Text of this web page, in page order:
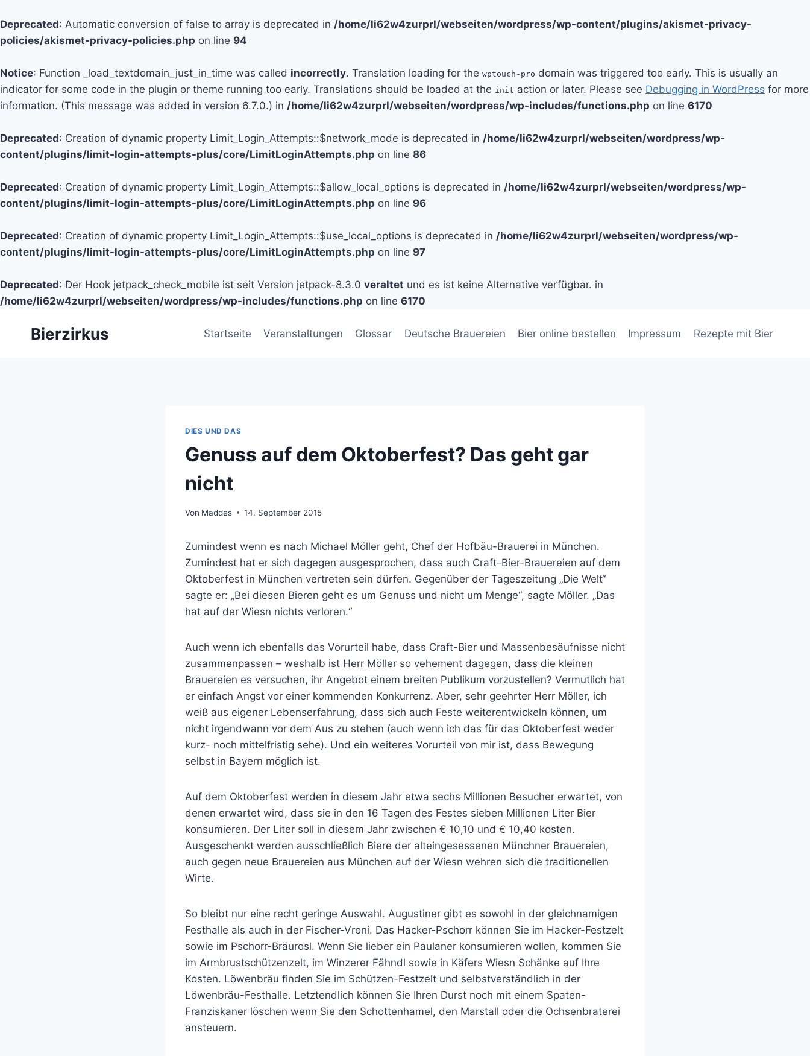
Deprecated: Automatic conversion of false to array is deprecated in /home/li62w4zurprl/webseiten/wordpress/wp-content/plugins/akismet-privacy-
policies/akismet-privacy-policies.php on line 94
Notice: Function _load_textdomain_just_in_time was called incorrectly. Translation loading for the wptouch-pro domain was triggered too early. This is usually an
indicator for some code in the plugin or theme running too early. Translations should be loaded at the init action or later. Please see Debugging in WordPress for more
information. (This message was added in version 6.7.0.) in /home/li62w4zurprl/webseiten/wordpress/wp-includes/functions.php on line 6170
Deprecated: Creation of dynamic property Limit_Login_Attempts::$network_mode is deprecated in /home/li62w4zurprl/webseiten/wordpress/wp-
content/plugins/limit-login-attempts-plus/core/LimitLoginAttempts.php on line 86
Deprecated: Creation of dynamic property Limit_Login_Attempts::$allow_local_options is deprecated in /home/li62w4zurprl/webseiten/wordpress/wp-
content/plugins/limit-login-attempts-plus/core/LimitLoginAttempts.php on line 96
Deprecated: Creation of dynamic property Limit_Login_Attempts::$use_local_options is deprecated in /home/li62w4zurprl/webseiten/wordpress/wp-
content/plugins/limit-login-attempts-plus/core/LimitLoginAttempts.php on line 97
Deprecated: Der Hook jetpack_check_mobile ist seit Version jetpack-8.3.0 veraltet und es ist keine Alternative verfügbar. in
/home/li62w4zurprl/webseiten/wordpress/wp-includes/functions.php on line 6170
Bierzirkus Startseite Veranstaltungen Glossar Deutsche Brauereien Bier online bestellen Impressum Rezepte mit Bier
DIES UND DAS
Genuss auf dem Oktoberfest? Das geht gar
nicht
Von Maddes 14. September 2015
Zumindest wenn es nach Michael Möller geht, Chef der Hofbäu-Brauerei in München.
Zumindest hat er sich dagegen ausgesprochen, dass auch Craft-Bier-Brauereien auf dem
Oktoberfest in München vertreten sein dürfen. Gegenüber der Tageszeitung „Die Welt“
sagte er: „Bei diesen Bieren geht es um Genuss und nicht um Menge“, sagte Möller. „Das
hat auf der Wiesn nichts verloren.“
Auch wenn ich ebenfalls das Vorurteil habe, dass Craft-Bier und Massenbesäufnisse nicht
zusammenpassen – weshalb ist Herr Möller so vehement dagegen, dass die kleinen
Brauereien es versuchen, ihr Angebot einem breiten Publikum vorzustellen? Vermutlich hat
er einfach Angst vor einer kommenden Konkurrenz. Aber, sehr geehrter Herr Möller, ich
weiß aus eigener Lebenserfahrung, dass sich auch Feste weiterentwickeln können, um
nicht irgendwann vor dem Aus zu stehen (auch wenn ich das für das Oktoberfest weder
kurz- noch mittelfristig sehe). Und ein weiteres Vorurteil von mir ist, dass Bewegung
selbst in Bayern möglich ist.
Auf dem Oktoberfest werden in diesem Jahr etwa sechs Millionen Besucher erwartet, von
denen erwartet wird, dass sie in den 16 Tagen des Festes sieben Millionen Liter Bier
konsumieren. Der Liter soll in diesem Jahr zwischen € 10,10 und € 10,40 kosten.
Ausgeschenkt werden ausschließlich Biere der alteingesessenen Münchner Brauereien,
auch gegen neue Brauereien aus München auf der Wiesn wehren sich die traditionellen
Wirte.
So bleibt nur eine recht geringe Auswahl. Augustiner gibt es sowohl in der gleichnamigen
Festhalle als auch in der Fischer-Vroni. Das Hacker-Pschorr können Sie im Hacker-Festzelt
sowie im Pschorr-Bräurosl. Wenn Sie lieber ein Paulaner konsumieren wollen, kommen Sie
im Armbrustschützenzelt, im Winzerer Fähndl sowie in Käfers Wiesn Schänke auf Ihre
Kosten. Löwenbräu finden Sie im Schützen-Festzelt und selbstverständlich in der
Löwenbräu-Festhalle. Letztendlich können Sie Ihren Durst noch mit einem Spaten-
Franziskaner löschen wenn Sie den Schottenhamel, den Marstall oder die Ochsenbraterei
ansteuern.